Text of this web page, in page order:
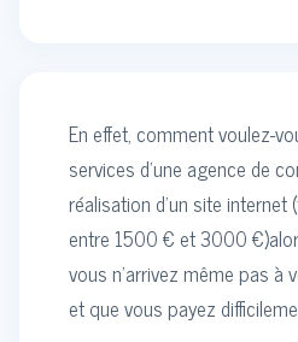
En effet, comment voulez-
services d'une agence de
réalisation d'un site internet
entre 1500 € et 3000
vous n'arrivez même pas à
et que vous payez